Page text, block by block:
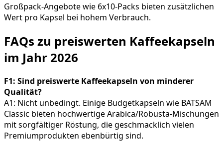
Großpack-Angebote wie 6x10-Packs bieten zusätzlichen
Wert pro Kapsel bei hohem Verbrauch.
FAQs zu preiswerten Kaffeekapseln
im Jahr 2026
F1: Sind preiswerte Kaffeekapseln von minderer
Qualität?
A1: Nicht unbedingt. Einige Budgetkapseln wie BATSAM
Classic bieten hochwertige Arabica/Robusta-Mischungen
mit sorgfältiger Röstung, die geschmacklich vielen
Premiumprodukten ebenbürtig sind.